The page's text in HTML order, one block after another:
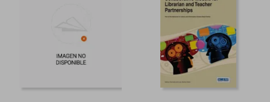
45%
dcto.